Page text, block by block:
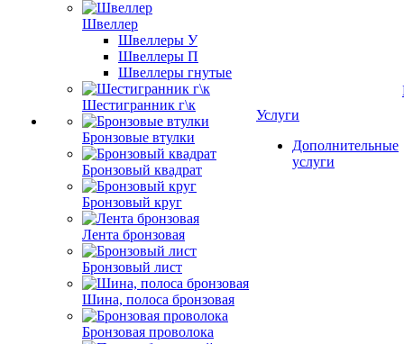
Швеллер
Швеллеры У
Швеллеры П
Швеллеры гнутые
Шестигранник г\к
Бронзовые втулки
Бронзовый квадрат
Бронзовый круг
Лента бронзовая
Бронзовый лист
Шина, полоса бронзовая
Бронзовая проволока
Услуги
Дополнительные
услуги